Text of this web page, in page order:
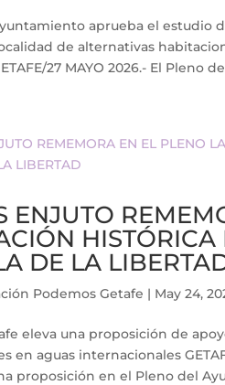
aprueba el estudio
de alternativas
27 MAYO 2026.- El Pleno
ENJUTO
HISTÓRICA
DE LA
Podemos Getafe | May 24,
eleva una proposición de
en aguas internacionales
proposición en el Pleno del